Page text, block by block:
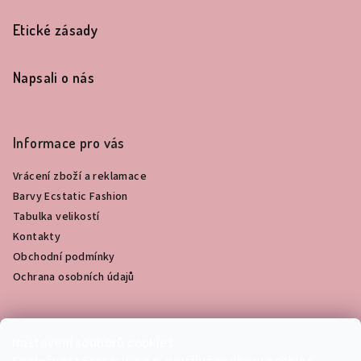
Etické zásady
Napsali o nás
Informace pro vás
Vrácení zboží a reklamace
Barvy Ecstatic Fashion
Tabulka velikostí
Kontakty
Obchodní podmínky
Ochrana osobních údajů